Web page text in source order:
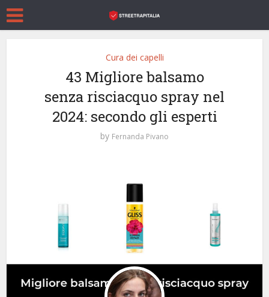
Cura dei capelli
43 Migliore balsamo
senza risciacquo spray nel
2024: secondo gli esperti
by Fernanda Pivano